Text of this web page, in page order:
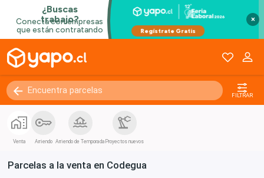
×
FILTRAR
Venta Arriendo Arriendo de Temporada Proyectos nuevos
Parcelas a la venta en Codegua